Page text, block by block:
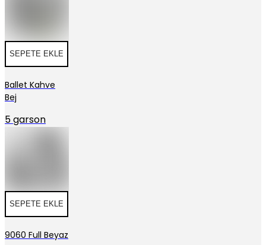
SEPETE EKLE
Ballet Kahve
Bej
5 garson
SEPETE EKLE
9060 Full Beyaz